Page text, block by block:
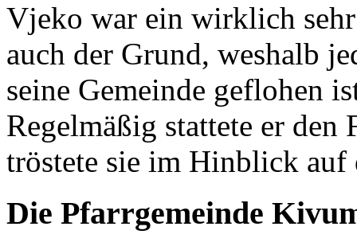
Vjeko war ein wirklich
auch der Grund, weshalb
seine Gemeinde geflohen
Regelmäßig stattete er
tröstete sie im Hinblick
Die Pfarrgemeinde